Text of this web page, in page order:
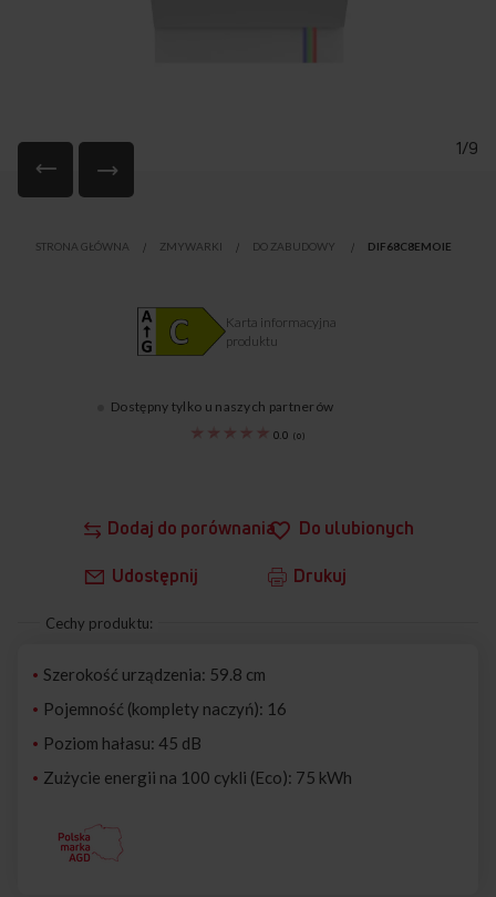
1/9
początek
STRONA GŁÓWNA ZMYWARKI DO ZABUDOWY DIF68C8EMOIE
Dodaj do porównania Do ulubionych
Udostępnij Drukuj
0.0 (0)
Karta informacyjna
produktu
Dostępny tylko u naszych partnerów
Cechy produktu:
Szerokość urządzenia: 59.8 cm
Pojemność (komplety naczyń): 16
Poziom hałasu: 45 dB
Zużycie energii na 100 cykli (Eco): 75 kWh